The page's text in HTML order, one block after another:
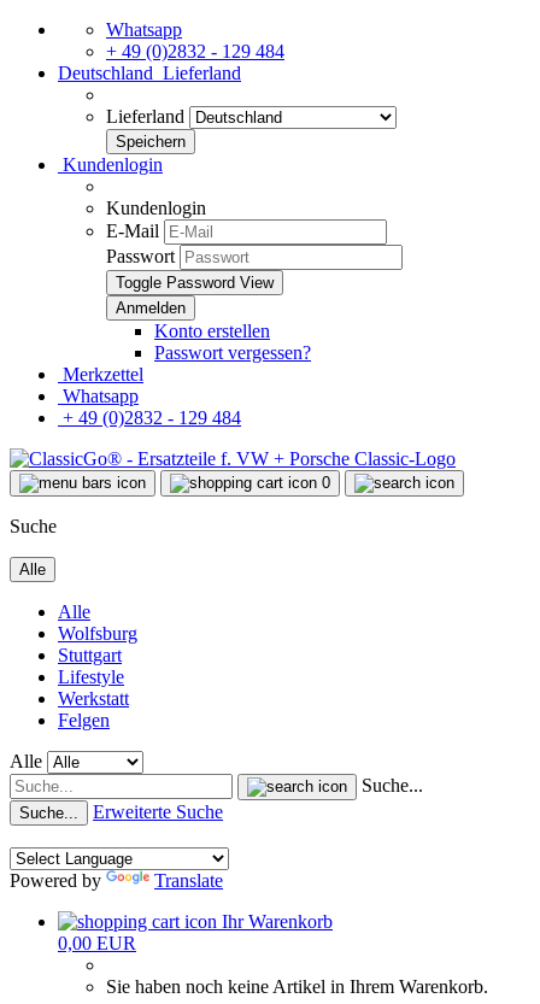
Whatsapp
+ 49 (0)2832 - 129 484
Deutschland Lieferland
Lieferland
Kundenlogin
Kundenlogin
E-Mail
Passwort
Toggle Password View
Konto erstellen
Passwort vergessen?
Merkzettel
Whatsapp
+ 49 (0)2832 - 129 484
0
Suche
Alle
Alle
Wolfsburg
Stuttgart
Lifestyle
Werkstatt
Felgen
Alle
Suche...
Suche... Erweiterte Suche
Powered by
Translate
Ihr Warenkorb
0,00 EUR
Sie haben noch keine Artikel in Ihrem Warenkorb.